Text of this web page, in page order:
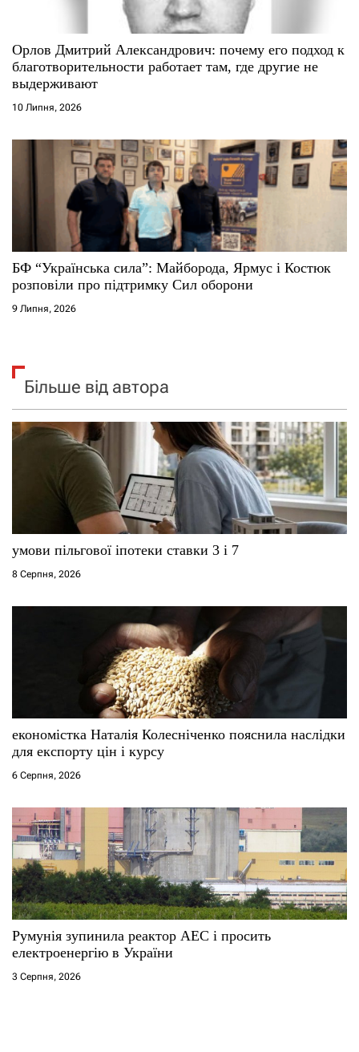
Орлов Дмитрий Александрович: почему его подход к
благотворительности работает там, где другие не
выдерживают
10 Липня, 2026
БФ “Українська сила”: Майборода, Ярмус і Костюк
розповіли про підтримку Сил оборони
9 Липня, 2026
Більше від автора
умови пільгової іпотеки ставки 3 і 7
8 Серпня, 2026
економістка Наталія Колесніченко пояснила наслідки
для експорту цін і курсу
6 Серпня, 2026
Румунія зупинила реактор АЕС і просить
електроенергію в України
3 Серпня, 2026